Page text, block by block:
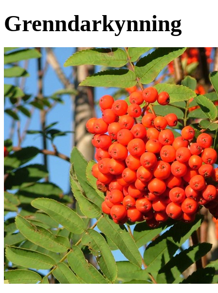
Grenndarkynning